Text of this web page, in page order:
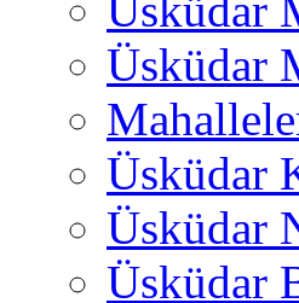
Üsküdar
Üsküdar
Üsküdar
Üsküdar
Üsküdar